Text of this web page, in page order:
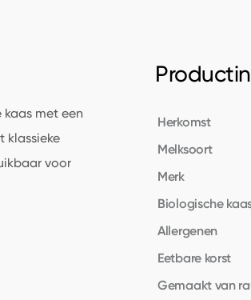
Herkomst
Melksoort
Merk
Biologische
Allergenen
Eetbare korst
Gemaakt van
kaas met een
klassieke
voor